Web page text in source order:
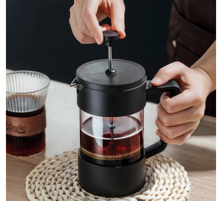
Otvori medij 1 u prikazu